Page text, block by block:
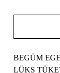
BEGÜM
LÜKS